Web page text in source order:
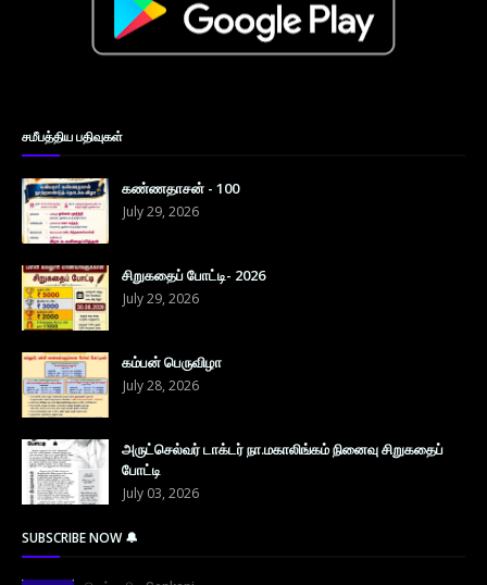
சமீபத்திய பதிவுகள்
கண்ணதாசன் - 100
July 29, 2026
சிறுகதைப் போட்டி- 2026
July 29, 2026
கம்பன் பெருவிழா
July 28, 2026
அருட்செல்வர் டாக்டர் நா.மகாலிங்கம் நினைவு சிறுகதைப்
போட்டி
July 03, 2026
SUBSCRIBE NOW 🔔